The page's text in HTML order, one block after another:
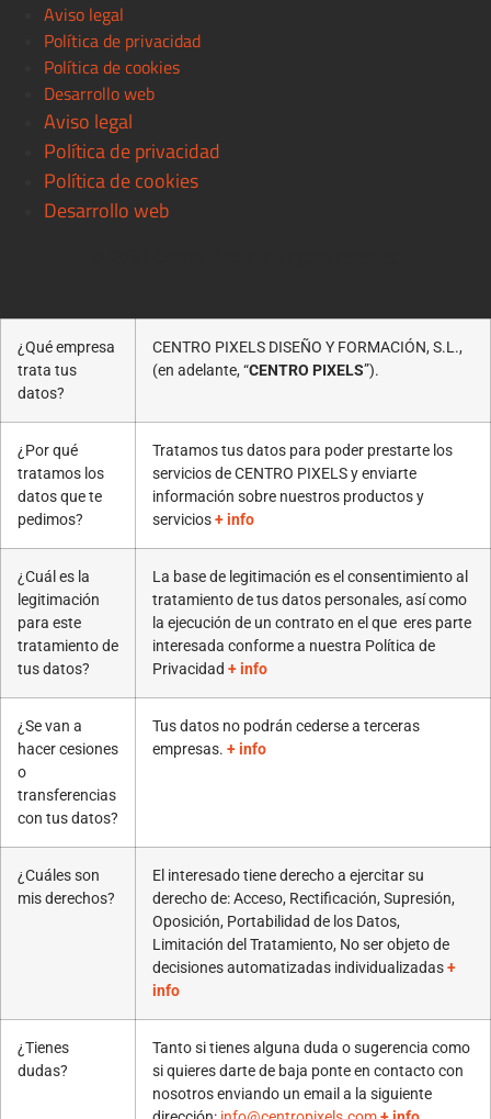
Aviso legal
Política de privacidad
Política de cookies
Desarrollo web
Aviso legal
Política de privacidad
Política de cookies
Desarrollo web
¿Qué empresa
trata tus
datos?
CENTRO PIXELS DISEÑO Y FORMACIÓN, S.L.,
(en adelante, “CENTRO PIXELS”).
¿Por qué
tratamos los
datos que te
pedimos?
Tratamos tus datos para poder prestarte los
servicios de CENTRO PIXELS y enviarte
información sobre nuestros productos y
servicios+ info
¿Cuál es la
legitimación
para este
tratamiento de
tus datos?
La base de legitimación es el consentimiento al
tratamiento de tus datos personales, así como
la ejecución de un contrato en el que eres parte
interesada conforme a nuestra Política de
Privacidad + info
¿Se van a
hacer cesiones
o
transferencias
con tus datos?
Tus datos no podrán cederse a terceras
empresas. + info
¿Cuáles son
mis derechos?
El interesado tiene derecho a ejercitar su
derecho de: Acceso, Rectificación, Supresión,
Oposición, Portabilidad de los Datos,
Limitación del Tratamiento, No ser objeto de
decisiones automatizadas individualizadas+
info
¿Tienes
dudas?
Tanto si tienes alguna duda o sugerencia como
si quieres darte de baja ponte en contacto con
nosotros enviando un email a la siguiente